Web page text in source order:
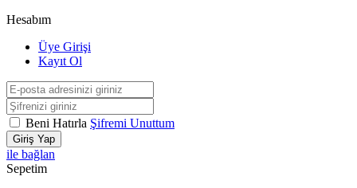
Hesabım
Üye Girişi
Kayıt Ol
Beni Hatırla Şifremi Unuttum
Giriş Yap
ile bağlan
Sepetim